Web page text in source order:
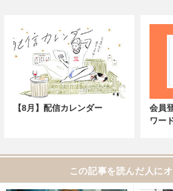
【8月】配信カレンダー
会員
ワー
この記事を読んだ人に